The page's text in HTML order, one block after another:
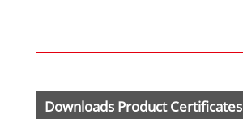
Downloads Product Certificates